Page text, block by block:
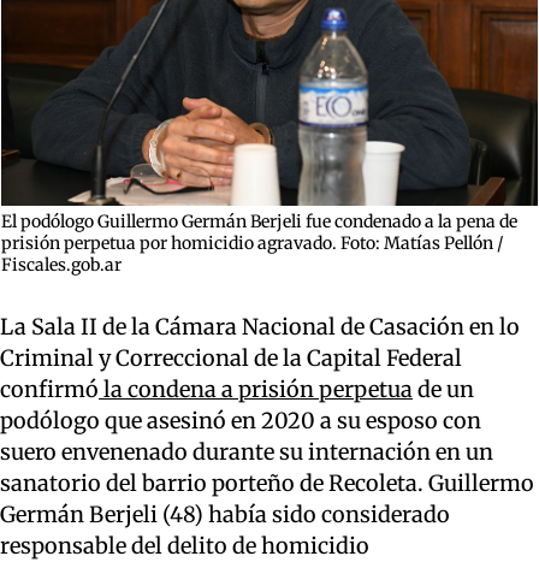
El podólogo Guillermo Germán Berjeli fue condenado a la pena de
prisión perpetua por homicidio agravado. Foto: Matías Pellón /
Fiscales.gob.ar
La Sala II de la Cámara Nacional de Casación en lo
Criminal y Correccional de la Capital Federal
confirmó la condena a prisión perpetuade un
podólogo que asesinó en 2020 a su esposo con
suero envenenado durante su internación en un
sanatorio del barrio porteño de Recoleta. Guillermo
Germán Berjeli (48) había sido considerado
responsable del delito de homicidio